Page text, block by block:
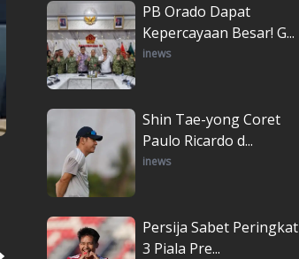
PB Orado Dapat
Kepercayaan Besar! G...
inews
Shin Tae-yong Coret
Paulo Ricardo d...
inews
Persija Sabet Peringkat
3 Piala Pre...